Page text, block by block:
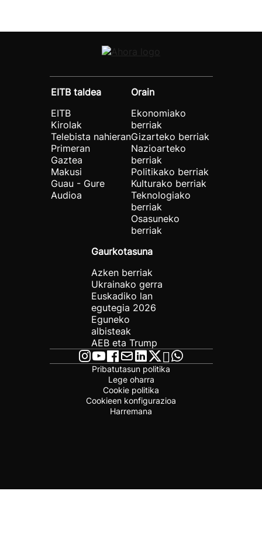
EITB taldea
EITB
Kirolak
Telebista nahieran
Primeran
Gaztea
Makusi
Guau - Gure
Audioa
Orain
Ekonomiako
berriak
Gizarteko berriak
Nazioarteko
berriak
Politikako berriak
Kulturako berriak
Teknologiako
berriak
Osasuneko
berriak
Gaurkotasuna
Azken berriak
Ukrainako gerra
Euskadiko lan
egutegia 2026
Eguneko
albisteak
AEB eta Trump
Pribatutasun politika
Lege oharra
Cookie politika
Cookieen konfigurazioa
Harremana